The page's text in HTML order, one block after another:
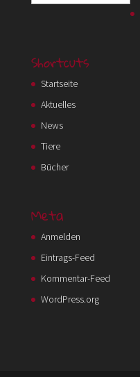
Shortcuts
Startseite
Aktuelles
News
Tiere
Bücher
Meta
Anmelden
Eintrags-Feed
Kommentar-Feed
WordPress.org